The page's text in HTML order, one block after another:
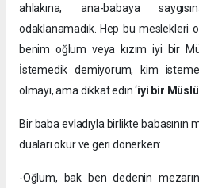
ahlakına, ana-babaya
odaklanamadık. Hep bu meslekleri
benim oğlum veya kızım iyi bir
İstemedik demiyorum, kim
olmayı, ama dikkat edin ‘iyi bir
Bir baba evladıyla birlikte babasının
duaları okur ve geri dönerken:
-Oğlum, bak ben dedenin